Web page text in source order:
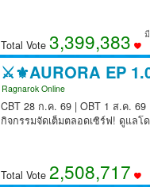
Total Vote 3,399,487
⚔️⚜️AURORA EP
Ragnarok Online
CBT 28 ก.ค. 69 | OBT 1 ส.ค.
กิจกรรมจัดเต็มตลอดเซิร์ฟ! ดูแล
Total Vote 2,508,781